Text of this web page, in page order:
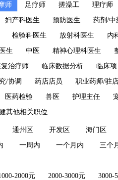
师 足疗师 搓澡工 理疗师
妇产科医生 预防医生 药剂/中
检验科医生 放射科医生 内
生 中医 精神心理科医生
复治疗师 临床数据分析 临床
/协调 药店店员 职业药师/驻
医药检验 兽医 护理主任
其他相关职位
通州区 开发区 海门区
一周内 一个月内 三个
2000元 2000-3000元 3000-